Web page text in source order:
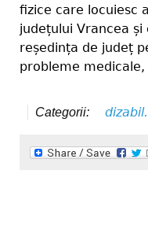
fizice care locuiesc
județului Vrancea
reședința de județ
probleme
Categorii: